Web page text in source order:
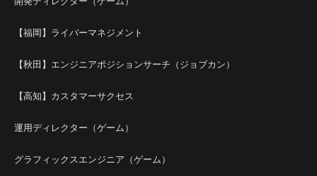
【福岡】ライバーマネジメント
【秋田】エンジニアポジションサーチ（ジョブカン）
【高知】カスタマーサクセス
運用ディレクター（ゲーム）
グラフィックスエンジニア（ゲーム）